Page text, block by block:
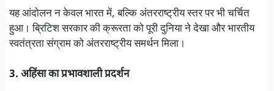
यह आंदोलन न केवल भारत में, बल्कि अंतरराष्ट्रीय स्तर पर भी चर्चित
हुआ। ब्रिटिश सरकार की क्रूरता को पूरी दुनिया ने देखा और भारतीय
स्वतंत्रता संग्राम को अंतरराष्ट्रीय समर्थन मिला।
3. अहिंसा का प्रभावशाली प्रदर्शन